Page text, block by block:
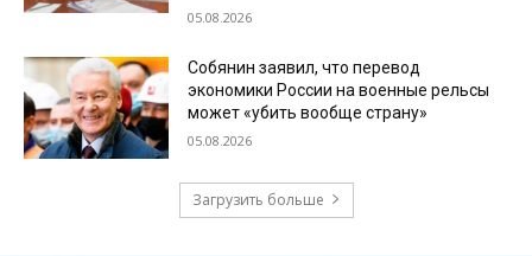
05.08.2026
Собянин заявил, что перевод
экономики России на военные рельсы
может «убить вообще страну»
05.08.2026
Загрузить больше